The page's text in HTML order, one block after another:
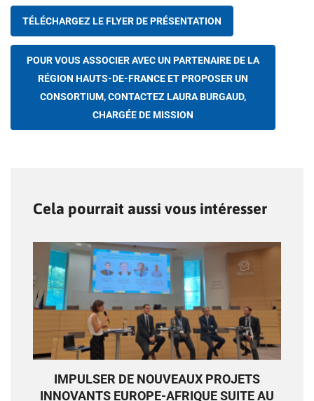
TÉLÉCHARGEZ LE FLYER DE PRÉSENTATION
POUR VOUS ASSOCIER AVEC UN PARTENAIRE DE LA
RÉGION HAUTS-DE-FRANCE ET PROPOSER UN
CONSORTIUM, CONTACTEZ LAURA BURGAUD,
CHARGÉE DE MISSION
Cela pourrait aussi vous intéresser
IMPULSER DE NOUVEAUX PROJETS
INNOVANTS EUROPE-AFRIQUE SUITE AU